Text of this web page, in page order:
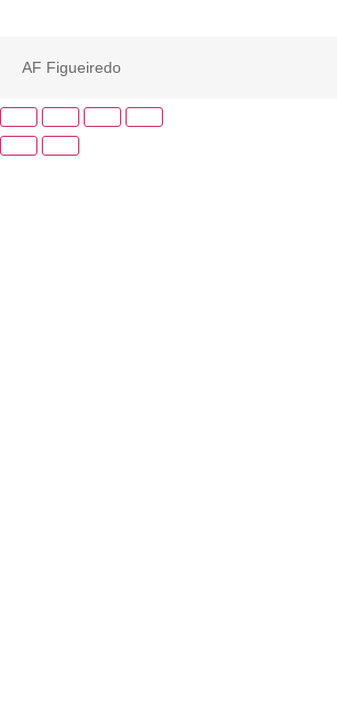
AF Figueiredo